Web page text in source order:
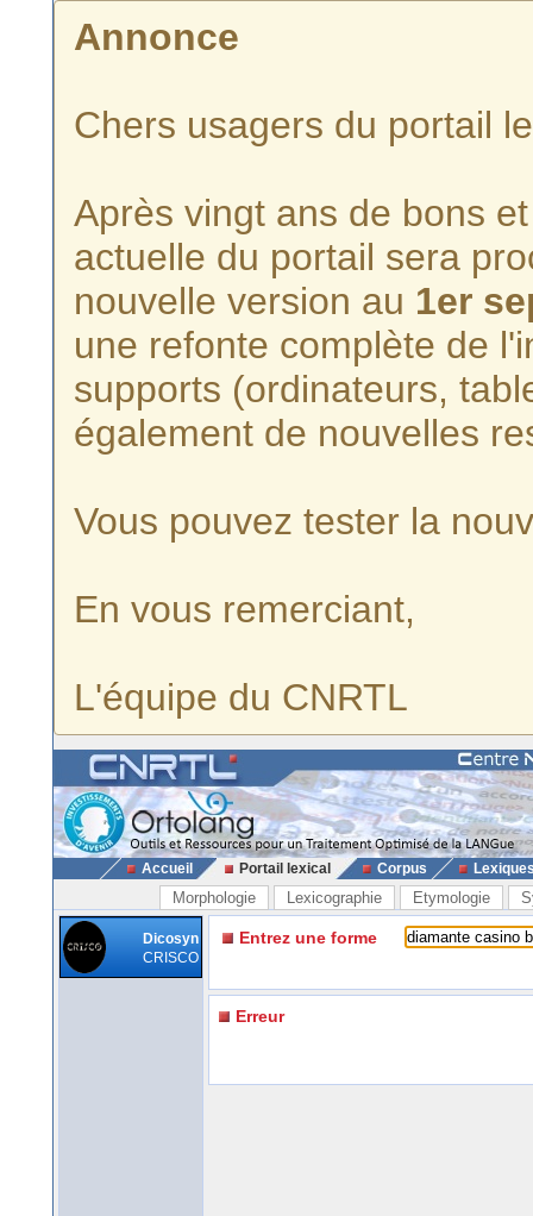
Annonce
Chers usagers du portail
Après vingt ans de bons
actuelle du portail sera
nouvelle version au 1er
une refonte complète de
supports (ordinateurs,
également de nouvelles
Vous pouvez tester la
En vous remerciant,
L'équipe du CNRTL
Accueil Portail lexical Corpus
Morphologie Lexicographie Etymologie
Dicosyn
CRISCO
Entrez une forme
Erreur